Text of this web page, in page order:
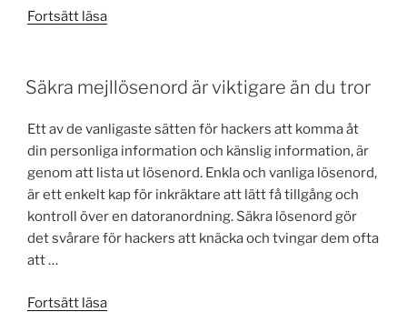
Fortsätt läsa”Hur
toppdomän
Säkra mejllösenord är viktigare än du tror
Ett av de vanligaste sätten för hackers att komma åt
din personliga information och känslig information, är
genom att lista ut lösenord. Enkla och vanliga lösenord,
är ett enkelt kap för inkräktare att lätt få tillgång och
kontroll över en datoranordning. Säkra lösenord gör
det svårare för hackers att knäcka och tvingar dem ofta
att …
Fortsätt läsa”Säkra